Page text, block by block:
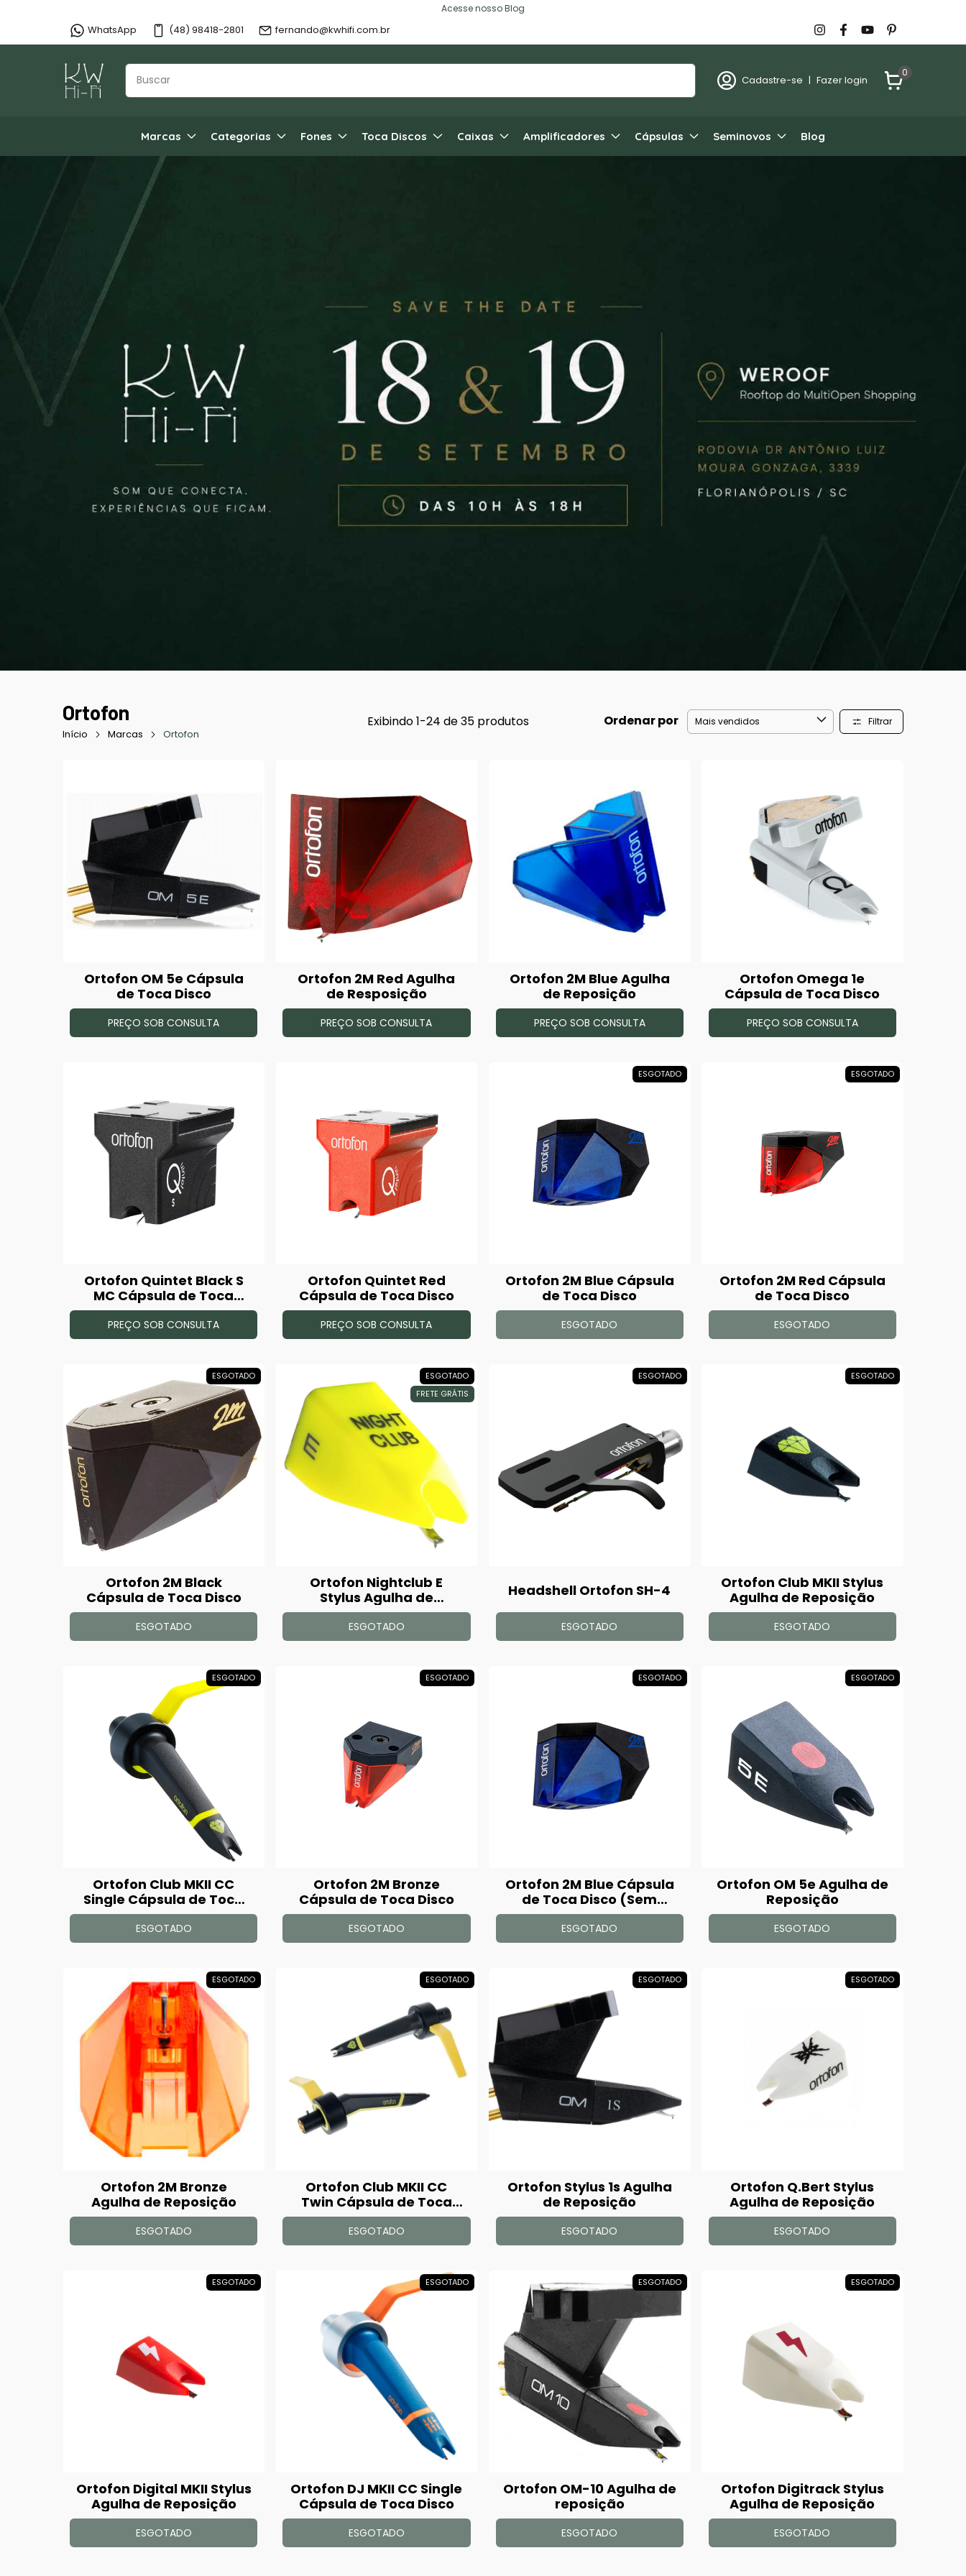
Acesse nosso Blog
WhatsApp (48) 98418-2801 fernando@kwhifi.com.br
Cadastre-se | Fazer login
0
Marcas Categorias Fones Toca Discos Caixas Amplificadores Cápsulas Seminovos Blog
Ortofon
Início Marcas Ortofon
Exibindo 1-24 de 35 produtos Ordenar por Filtrar
Ortofon OM 5e Cápsula
de Toca Disco
PREÇO SOB CONSULTA
Ortofon 2M Red Agulha
de Resposição
PREÇO SOB CONSULTA
Ortofon 2M Blue Agulha
de Reposição
PREÇO SOB CONSULTA
Ortofon Omega 1e
Cápsula de Toca Disco
PREÇO SOB CONSULTA
Ortofon Quintet Black S
MC Cápsula de Toca
Disco
PREÇO SOB CONSULTA
Ortofon Quintet Red
Cápsula de Toca Disco
PREÇO SOB CONSULTA
ESGOTADO
Ortofon 2M Blue Cápsula
de Toca Disco
ESGOTADO
ESGOTADO
Ortofon 2M Red Cápsula
de Toca Disco
ESGOTADO
ESGOTADO
Ortofon 2M Black
Cápsula de Toca Disco
ESGOTADO
ESGOTADO
FRETE GRÁTIS
Ortofon Nightclub E
Stylus Agulha de
Reposição
ESGOTADO
ESGOTADO
Headshell Ortofon SH-4
ESGOTADO
ESGOTADO
Ortofon Club MKII Stylus
Agulha de Reposição
ESGOTADO
ESGOTADO
Ortofon Club MKII CC
Single Cápsula de Toca
Disco
ESGOTADO
ESGOTADO
Ortofon 2M Bronze
Cápsula de Toca Disco
ESGOTADO
ESGOTADO
Ortofon 2M Blue Cápsula
de Toca Disco (Sem
Embalagem)
ESGOTADO
ESGOTADO
Ortofon OM 5e Agulha de
Reposição
ESGOTADO
ESGOTADO
Ortofon 2M Bronze
Agulha de Reposição
ESGOTADO
ESGOTADO
Ortofon Club MKII CC
Twin Cápsula de Toca
Disco Par
ESGOTADO
ESGOTADO
Ortofon Stylus 1s Agulha
de Reposição
ESGOTADO
ESGOTADO
Ortofon Q.Bert Stylus
Agulha de Reposição
ESGOTADO
ESGOTADO
Ortofon Digital MKII Stylus
Agulha de Reposição
ESGOTADO
ESGOTADO
Ortofon DJ MKII CC Single
Cápsula de Toca Disco
ESGOTADO
ESGOTADO
Ortofon OM-10 Agulha de
reposição
ESGOTADO
ESGOTADO
Ortofon Digitrack Stylus
Agulha de Reposição
ESGOTADO